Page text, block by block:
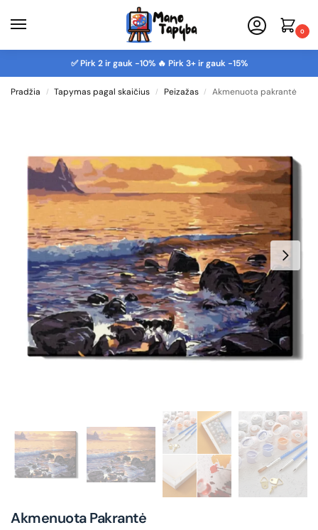
0
✅ Pirk 2 ir gauk -10% 🔥 Pirk 3+ ir gauk -15%
Pradžia / Tapymas pagal skaičius / Peizažas / Akmenuota pakrantė
Akmenuota Pakrantė